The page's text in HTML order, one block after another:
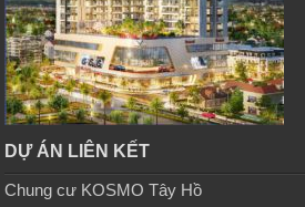
DỰ ÁN LIÊN KẾT
Chung cư KOSMO Tây Hồ